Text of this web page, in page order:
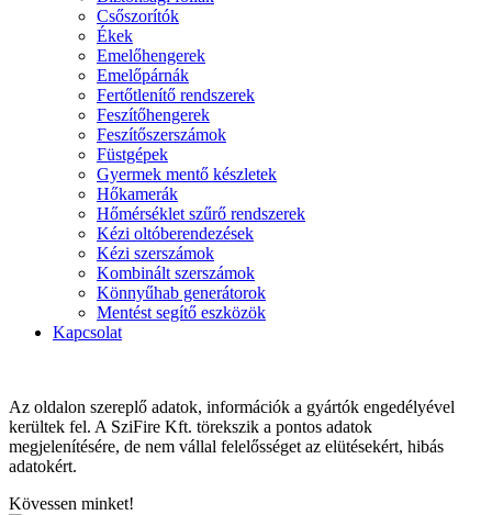
Csőszorítók
Ékek
Emelőhengerek
Emelőpárnák
Fertőtlenítő rendszerek
Feszítőhengerek
Feszítőszerszámok
Füstgépek
Gyermek mentő készletek
Hőkamerák
Hőmérséklet szűrő rendszerek
Kézi oltóberendezések
Kézi szerszámok
Kombinált szerszámok
Könnyűhab generátorok
Mentést segítő eszközök
Kapcsolat
Az oldalon szereplő adatok, információk a gyártók engedélyével
kerültek fel. A SziFire Kft. törekszik a pontos adatok
megjelenítésére, de nem vállal felelősséget az elütésekért, hibás
adatokért.
Kövessen minket!